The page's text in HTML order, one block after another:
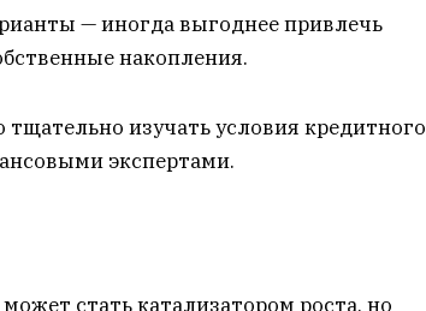
— иногда выгоднее привлечь
накопления.
изучать условия кредитного
экспертами.
стать катализатором роста, но